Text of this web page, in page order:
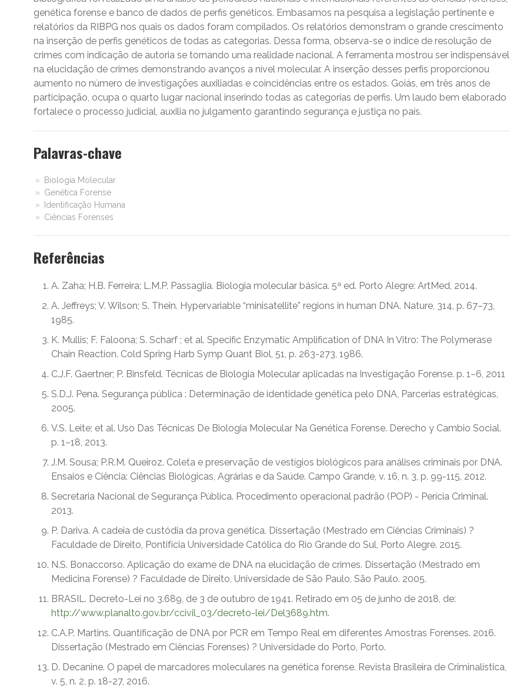
genética forense e banco de dados de perfis genéticos. Embasamos na pesquisa a legislação pertinente e
relatórios da RIBPG nos quais os dados foram compilados. Os relatórios demonstram o grande crescimento
na inserção de perfis genéticos de todas as categorias. Dessa forma, observa-se o índice de resolução de
crimes com indicação de autoria se tornando uma realidade nacional. A ferramenta mostrou ser indispensável
na elucidação de crimes demonstrando avanços a nível molecular. A inserção desses perfis proporcionou
aumento no número de investigações auxiliadas e coincidências entre os estados. Goiás, em três anos de
participação, ocupa o quarto lugar nacional inserindo todas as categorias de perfis. Um laudo bem elaborado
fortalece o processo judicial, auxilia no julgamento garantindo segurança e justiça no país.
Palavras-chave
Biologia Molecular
Genética Forense
Identificação Humana
Ciências Forenses
Referências
A. Zaha; H.B. Ferreira; L.M.P. Passaglia. Biologia molecular básica. 5ª ed. Porto Alegre: ArtMed, 2014.
A. Jeffreys; V. Wilson; S. Thein. Hypervariable “minisatellite” regions in human DNA. Nature, 314, p. 67–73,
1985.
K. Mullis; F. Faloona; S. Scharf ; et al. Specific Enzymatic Amplification of DNA In Vitro: The Polymerase
Chain Reaction. Cold Spring Harb Symp Quant Biol, 51, p. 263-273, 1986.
C.J.F. Gaertner; P. Binsfeld. Técnicas de Biologia Molecular aplicadas na Investigação Forense. p. 1–6, 2011
S.D.J. Pena. Segurança pública : Determinação de identidade genética pelo DNA, Parcerias estratégicas,
2005.
V.S. Leite; et al. Uso Das Técnicas De Biologia Molecular Na Genética Forense. Derecho y Cambio Social.
p. 1–18, 2013.
J.M. Sousa; P.R.M. Queiroz. Coleta e preservação de vestígios biológicos para análises criminais por DNA.
Ensaios e Ciência: Ciências Biológicas, Agrárias e da Saúde. Campo Grande, v. 16, n. 3, p. 99-115, 2012.
Secretaria Nacional de Segurança Pública. Procedimento operacional padrão (POP) - Perícia Criminal.
2013.
P. Dariva. A cadeia de custódia da prova genética. Dissertação (Mestrado em Ciências Criminais) ?
Faculdade de Direito, Pontifícia Universidade Católica do Rio Grande do Sul, Porto Alegre. 2015.
N.S. Bonaccorso. Aplicação do exame de DNA na elucidação de crimes. Dissertação (Mestrado em
Medicina Forense) ? Faculdade de Direito, Universidade de São Paulo, São Paulo. 2005.
BRASIL. Decreto-Lei no 3.689, de 3 de outubro de 1941. Retirado em 05 de junho de 2018, de:
http://www.planalto.gov.br/ccivil_03/decreto-lei/Del3689.htm.
C.A.P. Martins. Quantificação de DNA por PCR em Tempo Real em diferentes Amostras Forenses. 2016.
Dissertação (Mestrado em Ciências Forenses) ? Universidade do Porto, Porto.
D. Decanine. O papel de marcadores moleculares na genética forense. Revista Brasileira de Criminalística,
v. 5, n. 2, p. 18-27, 2016.